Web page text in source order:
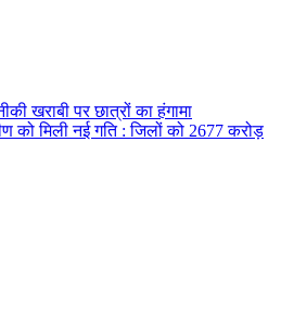
खराबी पर छात्रों का हंगामा
को मिली नई गति : जिलों को 2677 करोड़